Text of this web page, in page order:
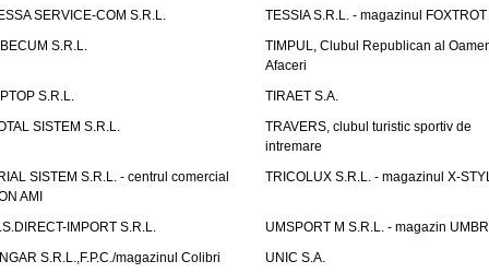
SERVICE-COM S.R.L.
TESSIA S.R.L. - magazinul FOXTROT
S.R.L.
TIMPUL, Clubul Republican al
Afaceri
S.R.L.
TIRAET S.A.
SISTEM S.R.L.
TRAVERS, clubul turistic sportiv de
intremare
SISTEM S.R.L. - centrul comercial
AMI
TRICOLUX S.R.L. - magazinul X-
IMPORT S.R.L.
UMSPORT M S.R.L. - magazin
S.R.L.,F.P.C./magazinul Colibri
UNIC S.A.